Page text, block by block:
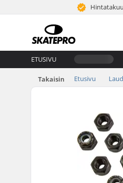
Hintatakuu
ETUSIVU
Takaisin Etusivu